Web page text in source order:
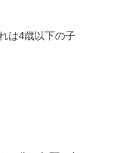
は4歳以下の子